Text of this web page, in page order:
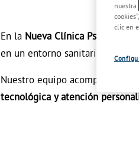
En la Nueva Clínica Psicológica
en un entorno sanitario
Nuestro equipo acompaña a
tecnológica y atención
nuestra
clic en